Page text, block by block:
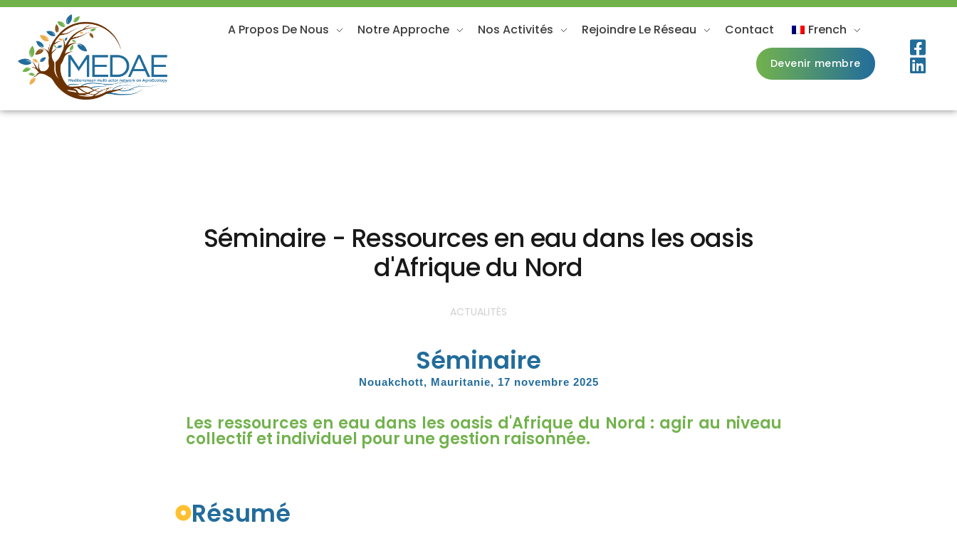
A Propos De Nous Notre Approche Nos Activités Rejoindre Le Réseau Contact French
Devenir membre
Séminaire - Ressources en eau dans les oasis
d'Afrique du Nord
ACTUALITÉS
Séminaire
Nouakchott, Mauritanie, 17 novembre 2025
Les ressources en eau dans les oasis d'Afrique du Nord : agir au niveau
collectif et individuel pour une gestion raisonnée.
Résumé